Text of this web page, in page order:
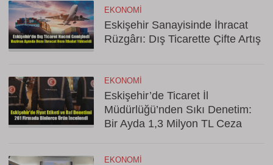
EKONOMI
Eskişehir Sanayisinde İhracat
Rüzgârı: Dış Ticarette Çifte Artış
EKONOMI
Eskişehir’de Ticaret İl
Müdürlüğü’nden Sıkı Denetim:
Bir Ayda 1,3 Milyon TL Ceza
EKONOMI